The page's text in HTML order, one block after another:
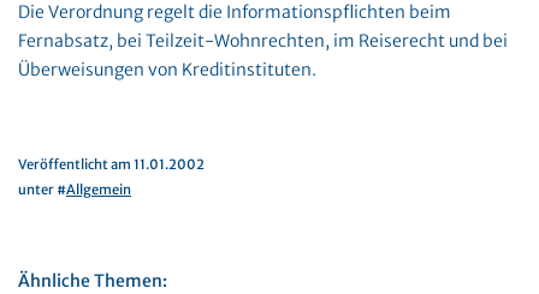
Die Verordnung regelt die Informationspflichten beim
Fernabsatz, bei Teilzeit-Wohnrechten, im Reiserecht und bei
Überweisungen von Kreditinstituten.
Veröffentlicht am 11.01.2002
unter #Allgemein
Ähnliche Themen: